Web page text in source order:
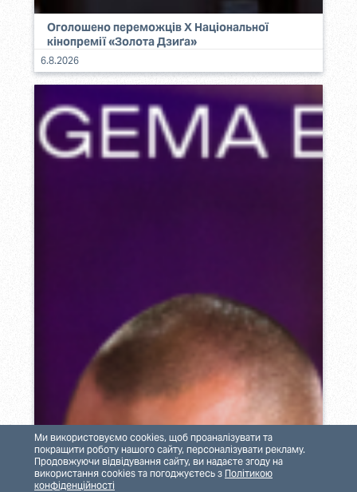
Оголошено переможців Х Національної
кінопремії «Золота Дзиґа»
6.8.2026
Ми використовуємо cookies, щоб проаналізувати та
покращити роботу нашого сайту, персоналізувати рекламу.
Продовжуючи відвідування сайту, ви надаєте згоду на
використання cookies та погоджуєтесь з Політикою
конфіденційності